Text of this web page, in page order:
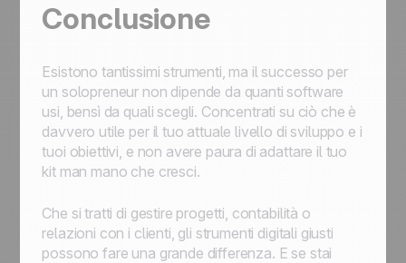
Conclusione
Esistono tantissimi strumenti, ma il successo per
un solopreneur non dipende da quanti software
usi, bensì da quali scegli. Concentrati su ciò che è
davvero utile per il tuo attuale livello di sviluppo e i
tuoi obiettivi, e non avere paura di adattare il tuo
kit man mano che cresci.
Che si tratti di gestire progetti, contabilità o
relazioni con i clienti, gli strumenti digitali giusti
possono fare una grande differenza. E se stai